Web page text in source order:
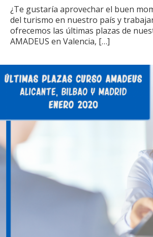
¿Te gustaría aprovechar el buen
del turismo en nuestro país y
ofrecemos las últimas plazas de
AMADEUS en Valencia, […]